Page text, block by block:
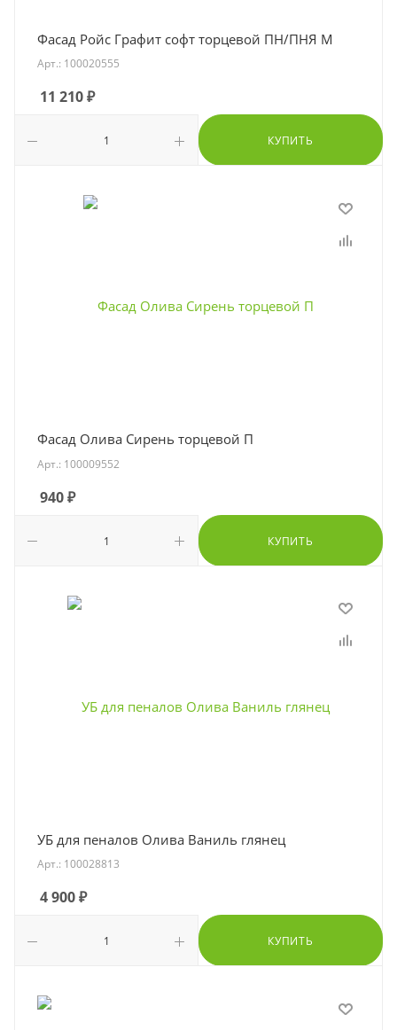
Фасад Ройс Графит софт торцевой ПН/ПНЯ М
Арт.: 100020555
11 210₽
КУПИТЬ
Фасад Олива Сирень торцевой П
Арт.: 100009552
940₽
КУПИТЬ
УБ для пеналов Олива Ваниль глянец
Арт.: 100028813
4 900₽
КУПИТЬ